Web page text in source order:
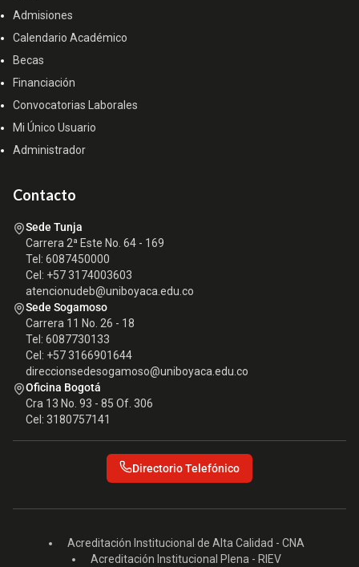
Admisiones
Calendario Académico
Becas
Financiación
Convocatorias Laborales
Mi Único Usuario
Administrador
Contacto
Sede Tunja
Carrera 2ª Este No. 64 - 169
Tel: 6087450000
Cel: +57 3174003603
atencionudeb@uniboyaca.edu.co
Sede Sogamoso
Carrera 11 No. 26 - 18
Tel: 6087730133
Cel: +57 3166901644
direccionsedesogamoso@uniboyaca.edu.co
Oficina Bogotá
Cra 13 No. 93 - 85 Of. 306
Cel: 3180757141
Directorio Telefónico
Acreditación Institucional de Alta Calidad - CNA
Acreditación Institucional Plena - RIEV